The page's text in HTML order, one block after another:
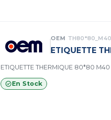
OEM TH80*80_M40
ETIQUETTE
ETIQUETTE THERMIQUE 80*80
En Stock